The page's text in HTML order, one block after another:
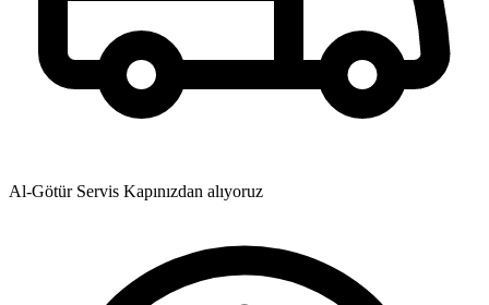
Al-Götür Servis Kapınızdan alıyoruz